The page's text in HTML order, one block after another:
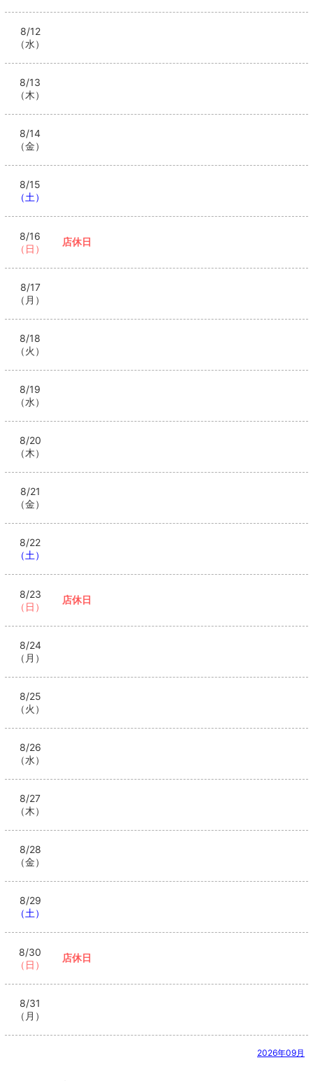
8/12
（水）
8/13
（木）
8/14
（金）
8/15
（土）
8/16
（日）
店休日
8/17
（月）
8/18
（火）
8/19
（水）
8/20
（木）
8/21
（金）
8/22
（土）
8/23
（日）
店休日
8/24
（月）
8/25
（火）
8/26
（水）
8/27
（木）
8/28
（金）
8/29
（土）
8/30
（日）
店休日
8/31
（月）
2026年09月